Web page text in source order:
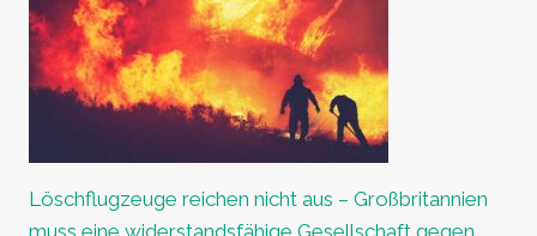
Löschflugzeuge reichen nicht aus – Großbritannien
muss eine widerstandsfähige Gesellschaft gegen